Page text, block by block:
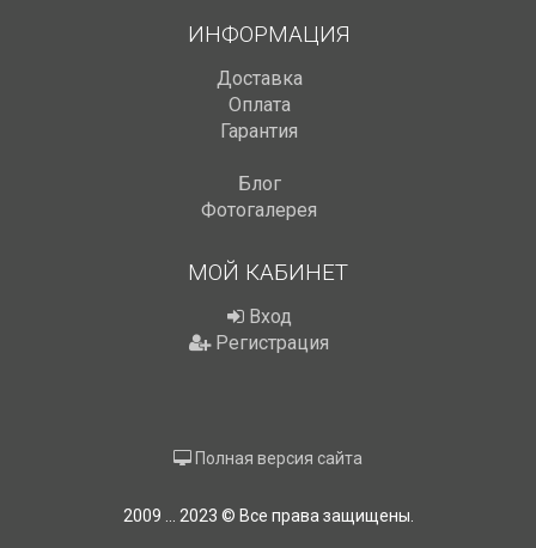
ИНФОРМАЦИЯ
Доставка
Оплата
Гарантия
Блог
Фотогалерея
МОЙ КАБИНЕТ
Вход
Регистрация
Полная версия сайта
2009 ... 2023 © Все права защищены.